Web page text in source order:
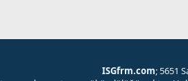
ISGfrm.com; 5651